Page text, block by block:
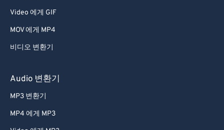
Video 에게 GIF
MOV 에게 MP4
비디오 변환기
Audio 변환기
MP3 변환기
MP4 에게 MP3